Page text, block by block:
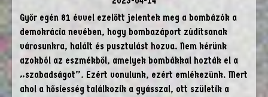
Győr egén 81 évvel ezelőtt jelentek meg a bombázók a
demokrácia nevében, hogy bombazáport zúdítsanak
városunkra, halált és pusztulást hozva. Nem kérünk
azokból az eszmékből, amelyek bombákkal hozták el a
„szabadságot”. Ezért vonulunk, ezért emlékezünk. Mert
ahol a hősiesség találkozik a gyásszal, ott születik a